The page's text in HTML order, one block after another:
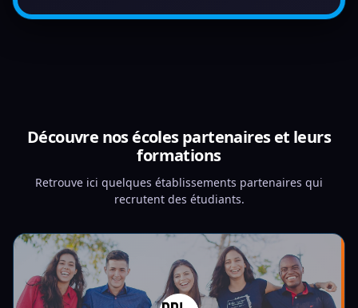
Découvre nos écoles partenaires et leurs
formations
Retrouve ici quelques établissements partenaires qui
recrutent des étudiants.